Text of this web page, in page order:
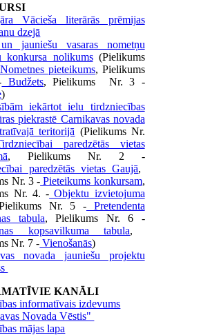
Vācieša literārās prēmijas
dzejā
jauniešu vasaras nometņu
konkursa nolikums(Pielikums
pieteikums, Pielikums
Budžets, Pielikums Nr. 3 -
)
iekārtot ielu tirdzniecības
piekrastē Carnikavas novada
teritorijā (Pielikums Nr.
paredzētās vietas
, Pielikums Nr. 2 -
paredzētās vietas Gaujā,
Nr. 3 - Pieteikums konkursam,
Nr. 4. - Objektu izvietojuma
Nr. 5 -Pretendenta
tabula, Pielikums Nr. 6 -
kopsavilkuma tabula,
Nr. 7 - Vienošanās)
novada jauniešu projektu
KANĀLI
informatīvais izdevums
Novada Vēstis"
mājas lapa